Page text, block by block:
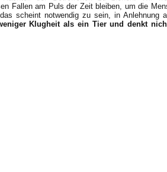
Fallen am Puls der Zeit bleiben, um die
scheint notwendig zu sein, in Anlehnung
Klugheit als ein Tier und denkt